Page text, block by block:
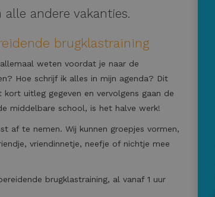
andere vakanties.
brugklastraining
weten voordat je naar de
Hoe schrijf ik alles in mijn agenda? Dit
uitleg gegeven en vervolgens gaan de
middelbare school, is het halve werk!
af te nemen. Wij kunnen groepjes vormen,
vriendinnetje, neefje of nichtje mee
brugklastraining, al vanaf 1 uur